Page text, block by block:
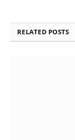
RELATED POSTS